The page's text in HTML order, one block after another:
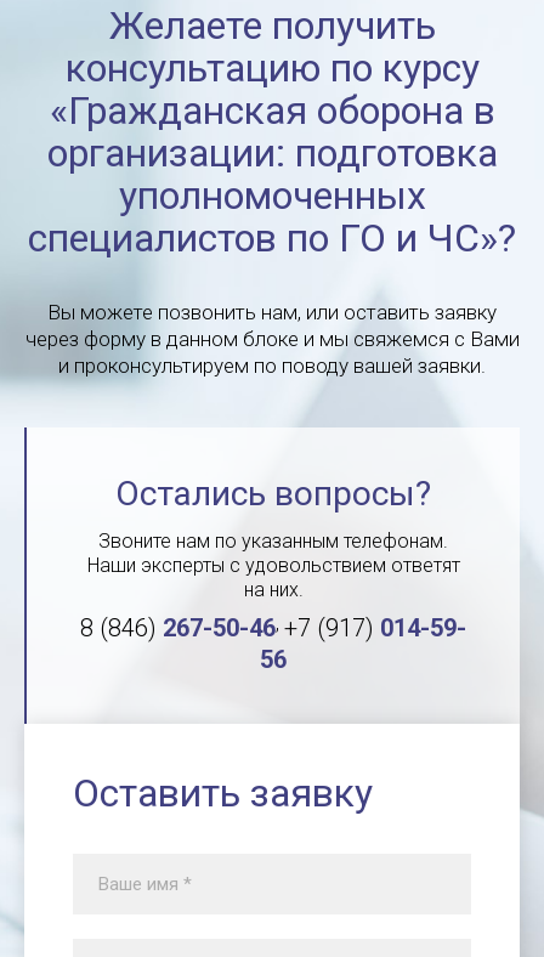
Желаете получить
консультацию по курсу
«Гражданская оборона в
организации: подготовка
уполномоченных
специалистов по ГО и ЧС»?
Вы можете позвонить нам, или оставить заявку
через форму в данном блоке и мы свяжемся с Вами
и проконсультируем по поводу вашей заявки.
Остались вопросы?
Звоните нам по указанным телефонам.
Наши эксперты с удовольствием ответят
на них.
8 (846) 267-50-46, +7 (917) 014-59-
56
Оставить заявку